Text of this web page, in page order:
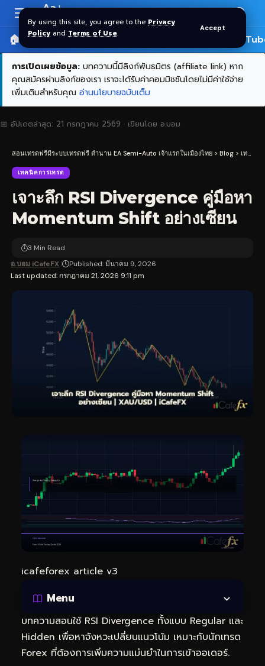
By using this site, you agree to the Privacy
Policy and Terms of Use.
Accept
Resizer
Aa
🏠 หน้าแรก ราคาทอง SPDR 🎬
การเปิดเผยข้อมูล: บทความนี้มีลิงก์พันธมิตร (affiliate link) หาก
คุณสมัครผ่านลิงก์ของเรา เราจะได้รับค่าคอมมิชชันโดยไม่มีค่าใช้จ่าย
เพิ่มเติมสำหรับคุณ อ่านนโยบายฉบับเต็ม
📅 อัปเดตล่าสุด: 21 กรกฎาคม 2569 · เขียนโดย อ.บอม
สอนเทรดฟรีมีระบบเทรดฟรี ตำนาน EA Semi-Auto เจ้าแรกในเมืองไทย > Blog > เทคนิคการเทรด
เทคนิคการเทรด
เจาะลึก RSI Divergence คู่มือหา
Momentum Shift อย่างเซียน
Last updated: กรกฎาคม 21, 2026 9:11 pm
อ.บอม iCafeFX Published: มีนาคม 9, 2026
3 Min Read
icafeforex article v3
Menu
บทความสอนใช้ RSI Divergence ทั้งแบบ Regular และ
Hidden เพื่อหาจังหวะเปลี่ยนแนวโน้ม เหมาะกับนักเทรด
Forex ที่ต้องการเพิ่มความแม่นยำในการเข้าออเดอร์.